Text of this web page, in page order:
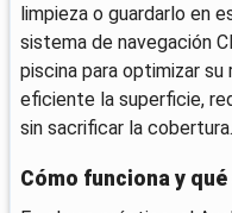
limpieza o guardarlo en
sistema de navegación
piscina para optimizar
eficiente la superficie,
sin sacrificar la cobertura.
Cómo funciona y